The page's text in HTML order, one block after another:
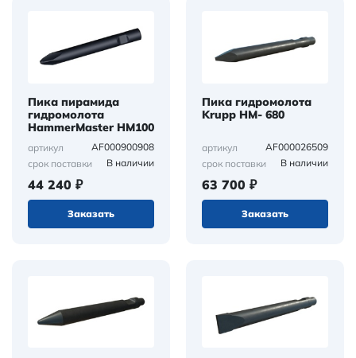
Пика пирамида
гидромолота
HammerMaster HM100
артикул
AF000900908
срок поставки
В наличии
44 240 ₽
Заказать
Пика гидромолота
Krupp HM- 680
артикул
AF000026509
срок поставки
В наличии
63 700 ₽
Заказать